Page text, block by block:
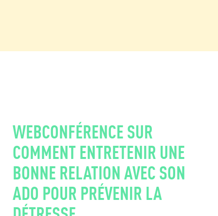
WEBCONFÉRENCE SUR
COMMENT ENTRETENIR UNE
BONNE RELATION AVEC SON
ADO POUR PRÉVENIR LA